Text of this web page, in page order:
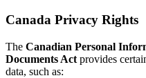
Canada Privacy Rights
The Canadian Personal
Documents Act provides
data, such as: